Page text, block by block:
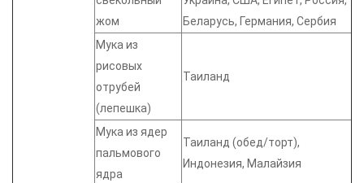
жом
Беларусь, Германия, Сербия
Мука из
рисовых
отрубей
(лепешка)
Таиланд
Мука из ядер
пальмового
ядра
Таиланд (обед/торт),
Индонезия, Малайзия